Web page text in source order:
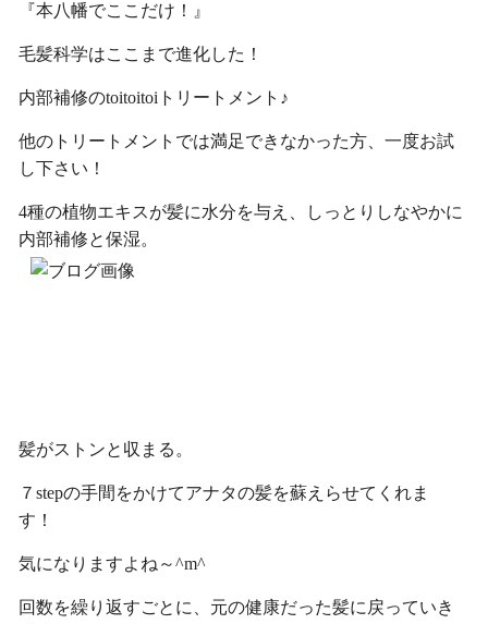
『本八幡でここだけ！』
毛髪科学はここまで進化した！
内部補修のtoitoitoiトリートメント♪
他のトリートメントでは満足できなかった方、一度お試
し下さい！
4種の植物エキスが髪に水分を与え、しっとりしなやかに
内部補修と保湿。
髪がストンと収まる。
７stepの手間をかけてアナタの髪を蘇えらせてくれま
す！
気になりますよね～^m^
回数を繰り返すごとに、元の健康だった髪に戻っていき